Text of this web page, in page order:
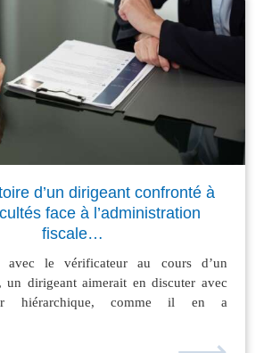
d’un dirigeant confronté à
face à l’administration
fiscale…
avec le vérificateur au cours d’un
un dirigeant aimerait en discuter avec
hiérarchique, comme il en a